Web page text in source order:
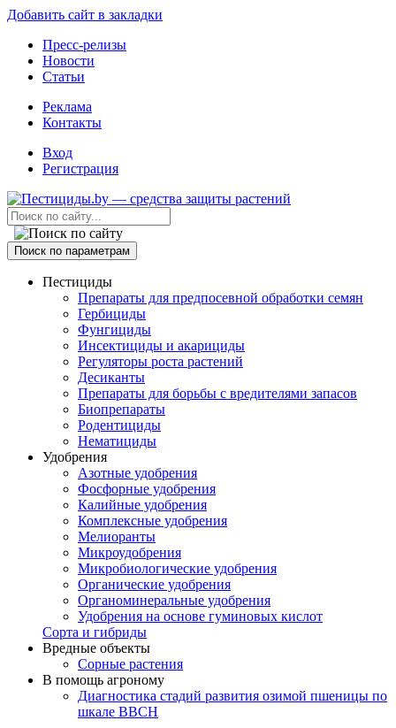
Добавить сайт в закладки
Пресс-релизы
Новости
Статьи
Реклама
Контакты
Вход
Регистрация
Поиск по параметрам
Пестициды
Препараты для предпосевной обработки семян
Гербициды
Фунгициды
Инсектициды и акарициды
Регуляторы роста растений
Десиканты
Препараты для борьбы с вредителями запасов
Биопрепараты
Родентициды
Нематициды
Удобрения
Азотные удобрения
Фосфорные удобрения
Калийные удобрения
Комплексные удобрения
Мелиоранты
Микроудобрения
Микробиологические удобрения
Органические удобрения
Органоминеральные удобрения
Удобрения на основе гуминовых кислот
Сорта и гибриды
Вредные объекты
Сорные растения
В помощь агроному
Диагностика стадий развития озимой пшеницы по
шкале ВВСН